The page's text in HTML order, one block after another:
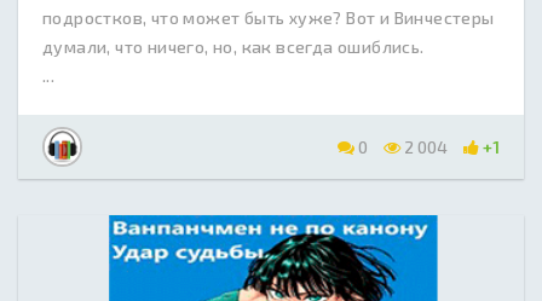
подростков, что может быть хуже? Вот и Винчестеры
думали, что ничего, но, как всегда ошиблись.
...
0 2 004 +1